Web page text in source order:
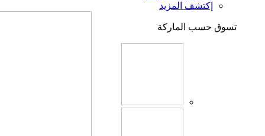
إكتشف المزيد
تسوق حسب الماركة